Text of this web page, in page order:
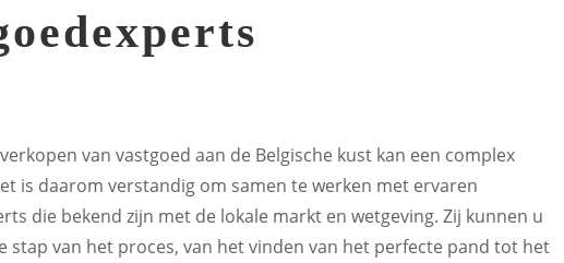
van vastgoed aan de Belgische kust kan een complex
is daarom verstandig om samen te werken met ervaren
die bekend zijn met de lokale markt en wetgeving. Zij kunnen u
stap van het proces, van het vinden van het perfecte pand tot het